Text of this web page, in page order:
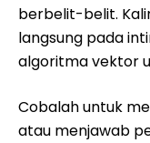
berbelit-belit.
langsung pada
algoritma vektor
Cobalah untuk
atau menjawab